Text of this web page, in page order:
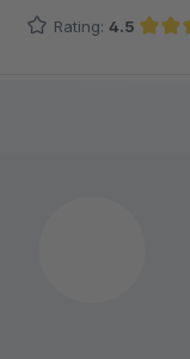
Rating: 4.5